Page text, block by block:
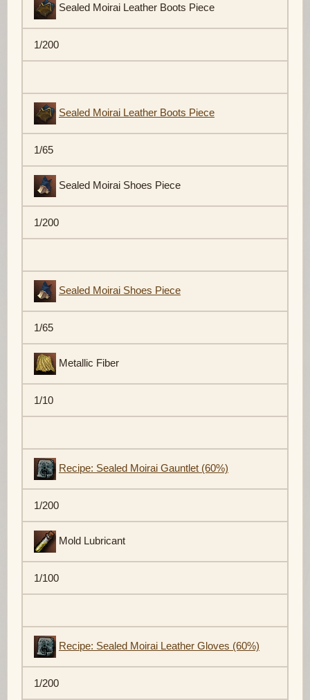
Sealed Moirai Leather Boots Piece
1/200
Sealed Moirai Leather Boots Piece
1/65
Sealed Moirai Shoes Piece
1/200
Sealed Moirai Shoes Piece
1/65
Metallic Fiber
1/10
Recipe: Sealed Moirai Gauntlet (60%)
1/200
Mold Lubricant
1/100
Recipe: Sealed Moirai Leather Gloves (60%)
1/200